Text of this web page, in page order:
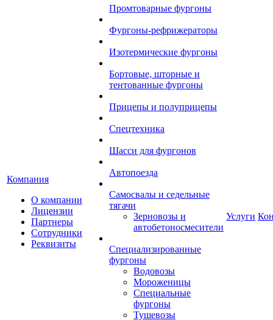
Компания
О компании
Лицензии
Партнеры
Сотрудники
Реквизиты
Промтоварные фургоны
Фургоны-рефрижераторы
Изотермические фургоны
Бортовые, шторные и
тентованные фургоны
Прицепы и полуприцепы
Спецтехника
Шасси для фургонов
Автопоезда
Самосвалы и седельные
тягачи
Зерновозы и
автобетоносмесители
Специализированные
фургоны
Водовозы
Мороженицы
Специальные
фургоны
Тушевозы
Услуги